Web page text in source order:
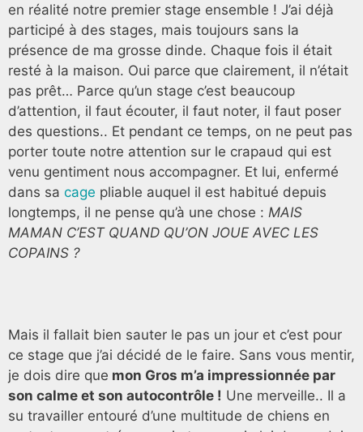
en réalité notre premier stage ensemble ! J’ai déjà
participé à des stages, mais toujours sans la
présence de ma grosse dinde. Chaque fois il était
resté à la maison. Oui parce que clairement, il n’était
pas prêt… Parce qu’un stage c’est beaucoup
d’attention, il faut écouter, il faut noter, il faut poser
des questions.. Et pendant ce temps, on ne peut pas
porter toute notre attention sur le crapaud qui est
venu gentiment nous accompagner. Et lui, enfermé
dans sa cage pliable auquel il est habitué depuis
longtemps, il ne pense qu’à une chose : MAIS
MAMAN C’EST QUAND QU’ON JOUE AVEC LES
COPAINS ?
Mais il fallait bien sauter le pas un jour et c’est pour
ce stage que j’ai décidé de le faire. Sans vous mentir,
je dois dire que mon Gros m’a impressionnée par
son calme et son autocontrôle ! Une merveille.. Il a
su travailler entouré d’une multitude de chiens en